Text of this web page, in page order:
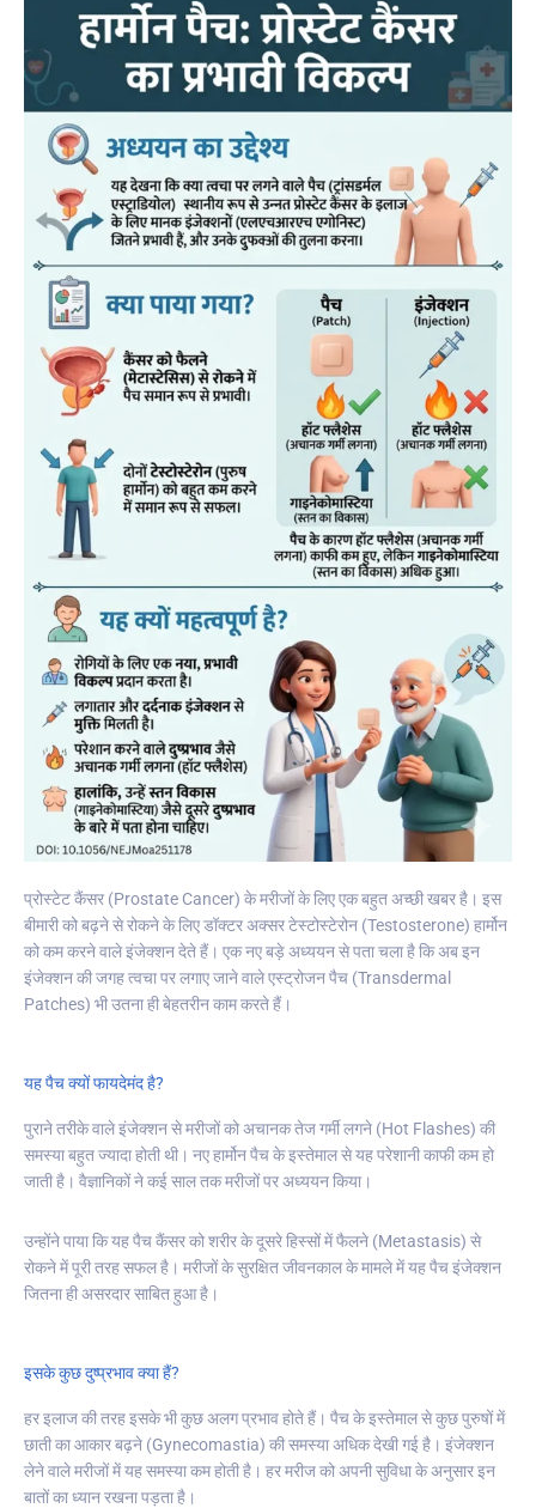
प्रोस्टेट कैंसर (Prostate Cancer) के मरीजों के लिए एक बहुत अच्छी खबर है। इस
बीमारी को बढ़ने से रोकने के लिए डॉक्टर अक्सर टेस्टोस्टेरोन (Testosterone) हार्मोन
को कम करने वाले इंजेक्शन देते हैं। एक नए बड़े अध्ययन से पता चला है कि अब इन
इंजेक्शन की जगह त्वचा पर लगाए जाने वाले एस्ट्रोजन पैच (Transdermal
Patches) भी उतना ही बेहतरीन काम करते हैं।
यह पैच क्यों फायदेमंद है?
पुराने तरीके वाले इंजेक्शन से मरीजों को अचानक तेज गर्मी लगने (Hot Flashes) की
समस्या बहुत ज्यादा होती थी। नए हार्मोन पैच के इस्तेमाल से यह परेशानी काफी कम हो
जाती है। वैज्ञानिकों ने कई साल तक मरीजों पर अध्ययन किया।
उन्होंने पाया कि यह पैच कैंसर को शरीर के दूसरे हिस्सों में फैलने (Metastasis) से
रोकने में पूरी तरह सफल है। मरीजों के सुरक्षित जीवनकाल के मामले में यह पैच इंजेक्शन
जितना ही असरदार साबित हुआ है।
इसके कुछ दुष्प्रभाव क्या हैं?
हर इलाज की तरह इसके भी कुछ अलग प्रभाव होते हैं। पैच के इस्तेमाल से कुछ पुरुषों में
छाती का आकार बढ़ने (Gynecomastia) की समस्या अधिक देखी गई है। इंजेक्शन
लेने वाले मरीजों में यह समस्या कम होती है। हर मरीज को अपनी सुविधा के अनुसार इन
बातों का ध्यान रखना पड़ता है।